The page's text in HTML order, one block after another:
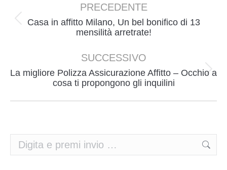
tra
PRECEDENTE
Post
Casa in affitto Milano, Un bel bonifico di 13
mensilità arretrate!
SUCCESSIVO
Prossimo
post:
La migliore Polizza Assicurazione Affitto – Occhio a
cosa ti propongono gli inquilini